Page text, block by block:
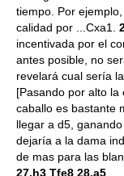
tiempo. Por
calidad por ...Cxa1.
incentivada por el
antes posible, no
revelará cual sería
[Pasando por alto
caballo es bastante
llegar a d5,
dejaría a la dama
de mas para las
27.h3 Tfe8 28.a5